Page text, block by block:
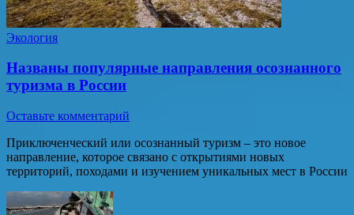
Экология
Названы популярные направления осознанного
туризма в России
Оставьте комментарий
Приключенческий или осознанный туризм – это новое
направление, которое связано с открытиями новых
территорий, походами и изучением уникальных мест в России